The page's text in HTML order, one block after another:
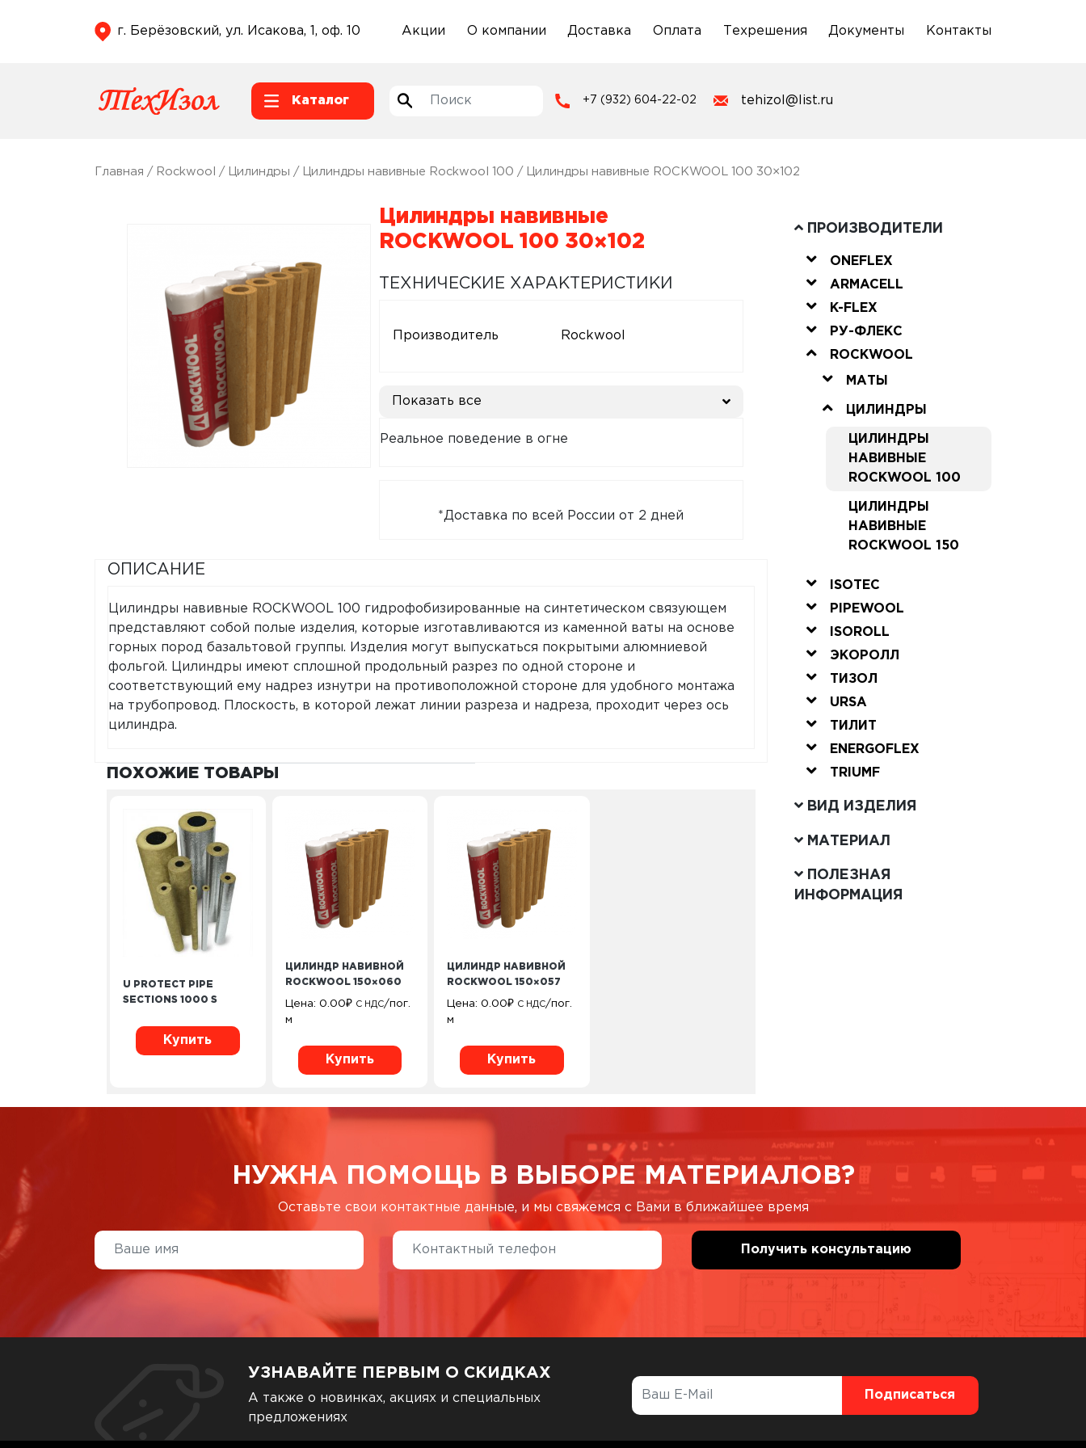
г. Берёзовский, ул. Исакова, 1, оф. 10 Акции О компании Доставка Оплата Техрешения Документы Контакты
Каталог +7 (932) 604-22-02 tehizol@list.ru
Главная / Rockwool / Цилиндры / Цилиндры навивные Rockwool 100 / Цилиндры навивные ROCKWOOL 100 30×102
Цилиндры навивные
ROCKWOOL 100 30×102
ТЕХНИЧЕСКИЕ ХАРАКТЕРИСТИКИ
Производитель Rockwool
Показать все
Реальное поведение в огне
*Доставка по всей России от 2 дней
ОПИСАНИЕ
Цилиндры навивные ROCKWOOL 100 гидрофобизированные на синтетическом связующем
представляют собой полые изделия, которые изготавливаются из каменной ваты на основе
горных пород базальтовой группы. Изделия могут выпускаться покрытыми алюмниевой
фольгой. Цилиндры имеют сплошной продольный разрез по одной стороне и
соответствующий ему надрез изнутри на противоположной стороне для удобного монтажа
на трубопровод. Плоскость, в которой лежат линии разреза и надреза, проходит через ось
цилиндра.
ПОХОЖИЕ ТОВАРЫ
U PROTECT PIPE
SECTIONS 1000 S
Купить
ЦИЛИНДР НАВИВНОЙ
ROCKWOOL 150×060
Цена: 0.00₽ С НДС/пог.
м
Купить
ЦИЛИНДР НАВИВНОЙ
ROCKWOOL 150×057
Цена:0.00₽ С НДС/пог.
м
Купить
ПРОИЗВОДИТЕЛИ
ONEFLEX
ARMACELL
K-FLEX
РУ-ФЛЕКС
ROCKWOOL
МАТЫ
ЦИЛИНДРЫ
ЦИЛИНДРЫ
НАВИВНЫЕ
ROCKWOOL 100
ЦИЛИНДРЫ
НАВИВНЫЕ
ROCKWOOL 150
ISOTEC
PIPEWOOL
ISOROLL
ЭКОРОЛЛ
ТИЗОЛ
URSA
ТИЛИТ
ENERGOFLEX
TRIUMF
ВИД ИЗДЕЛИЯ
МАТЕРИАЛ
ПОЛЕЗНАЯ
ИНФОРМАЦИЯ
НУЖНА ПОМОЩЬ В ВЫБОРЕ МАТЕРИАЛОВ?
Оставьте свои контактные данные, и мы свяжемся с Вами в ближайшее время
УЗНАВАЙТЕ ПЕРВЫМ О СКИДКАХ
А также о новинках, акциях и специальных
предложениях